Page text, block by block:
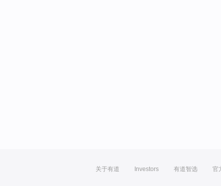
关于有道 Investors 有道智选 官